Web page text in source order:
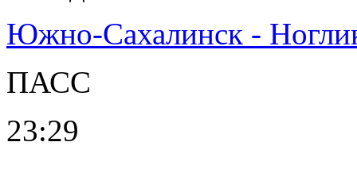
Южно-Сахалинск -
ПАСС
23:29